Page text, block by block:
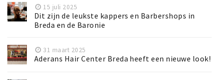
15 juli 2025
Dit zijn de leukste kappers en Barbershops in
Breda en de Baronie
31 maart 2025
Aderans Hair Center Breda heeft een nieuwe look!